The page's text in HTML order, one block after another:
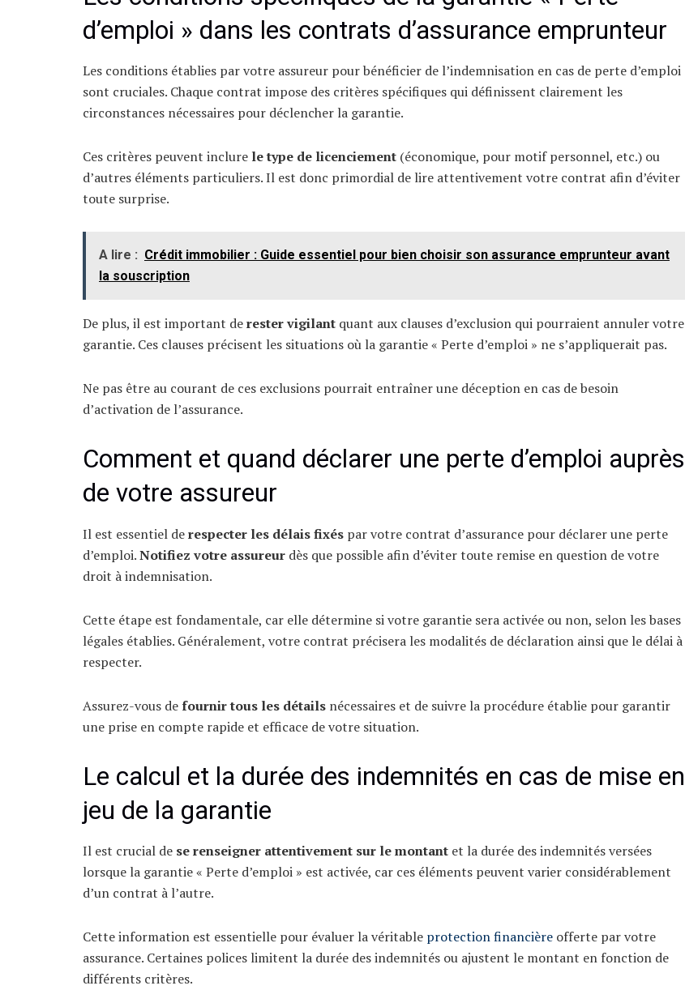
d’emploi » dans les contrats d’assurance emprunteur
Les conditions établies par votre assureur pour bénéficier de l’indemnisation en cas de perte d’emploi
sont cruciales. Chaque contrat impose des critères spécifiques qui définissent clairement les
circonstances nécessaires pour déclencher la garantie.
Ces critères peuvent inclure le type de licenciement (économique, pour motif personnel, etc.) ou
d’autres éléments particuliers. Il est donc primordial de lire attentivement votre contrat afin d’éviter
toute surprise.
A lire : Crédit immobilier : Guide essentiel pour bien choisir son assurance emprunteur avant
la souscription
De plus, il est important derester vigilant quant aux clauses d’exclusion qui pourraient annuler votre
garantie. Ces clauses précisent les situations où la garantie « Perte d’emploi » ne s’appliquerait pas.
Ne pas être au courant de ces exclusions pourrait entraîner une déception en cas de besoin
d’activation de l’assurance.
Comment et quand déclarer une perte d’emploi auprès
de votre assureur
Il est essentiel derespecter les délais fixés par votre contrat d’assurance pour déclarer une perte
d’emploi.Notifiez votre assureur dès que possible afin d’éviter toute remise en question de votre
droit à indemnisation.
Cette étape est fondamentale, car elle détermine si votre garantie sera activée ou non, selon les bases
légales établies. Généralement, votre contrat précisera les modalités de déclaration ainsi que le délai à
respecter.
Assurez-vous defournir tous les détails nécessaires et de suivre la procédure établie pour garantir
une prise en compte rapide et efficace de votre situation.
Le calcul et la durée des indemnités en cas de mise en
jeu de la garantie
Il est crucial de se renseigner attentivement sur le montant et la durée des indemnités versées
lorsque la garantie « Perte d’emploi » est activée, car ces éléments peuvent varier considérablement
d’un contrat à l’autre.
Cette information est essentielle pour évaluer la véritable protection financière offerte par votre
assurance. Certaines polices limitent la durée des indemnités ou ajustent le montant en fonction de
différents critères.